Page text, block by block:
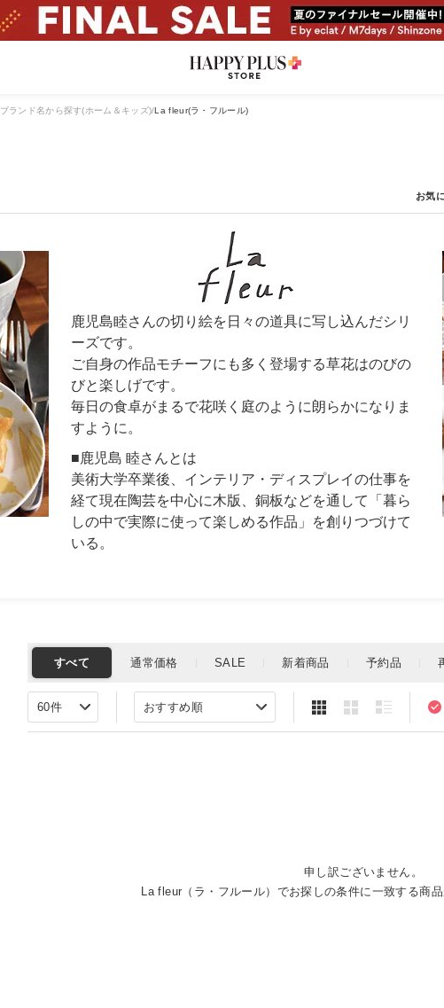
ブランド名から探す(ホーム＆キッズ) La fleur(ラ・フルール)
鹿児島睦さんの切り絵を日々の道具に写し込んだシリ
ーズです。
ご自身の作品モチーフにも多く登場する草花はのびの
びと楽しげです。
毎日の食卓がまるで花咲く庭のように朗らかになりま
すように。
■鹿児島 睦さんとは
美術大学卒業後、インテリア・ディスプレイの仕事を
経て現在陶芸を中心に木版、銅板などを通して「暮ら
しの中で実際に使って楽しめる作品」を創りつづけて
いる。
申し訳ございません。
La fleur（ラ・フルール）でお探しの条件に一致する商品